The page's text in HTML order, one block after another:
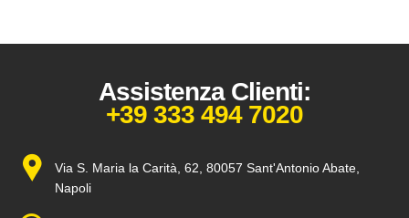
Assistenza Clienti:
+39 333 494 7020
Via S. Maria la Carità, 62, 80057 Sant'Antonio Abate,
Napoli